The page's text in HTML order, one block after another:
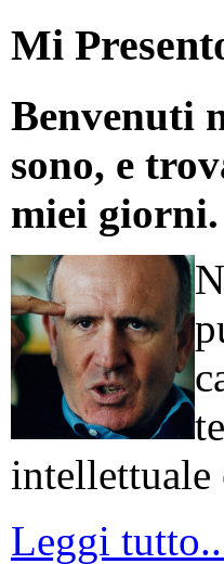
Mi
Benvenuti
sono, e
miei giorni.
Leggi